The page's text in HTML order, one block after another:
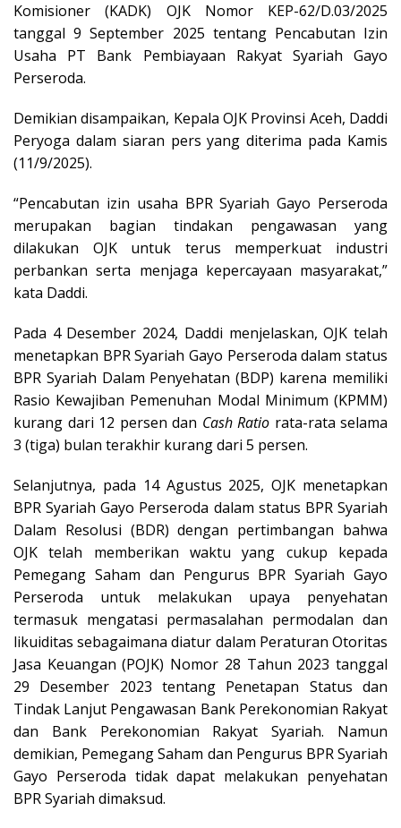
Komisioner (KADK) OJK Nomor KEP-62/D.03/2025
tanggal 9 September 2025 tentang Pencabutan Izin
Usaha PT Bank Pembiayaan Rakyat Syariah Gayo
Perseroda.
Demikian disampaikan, Kepala OJK Provinsi Aceh, Daddi
Peryoga dalam siaran pers yang diterima pada Kamis
(11/9/2025).
“Pencabutan izin usaha BPR Syariah Gayo Perseroda
merupakan bagian tindakan pengawasan yang
dilakukan OJK untuk terus memperkuat industri
perbankan serta menjaga kepercayaan masyarakat,”
kata Daddi.
Pada 4 Desember 2024, Daddi menjelaskan, OJK telah
menetapkan BPR Syariah Gayo Perseroda dalam status
BPR Syariah Dalam Penyehatan (BDP) karena memiliki
Rasio Kewajiban Pemenuhan Modal Minimum (KPMM)
kurang dari 12 persen dan Cash Ratio rata-rata selama
3 (tiga) bulan terakhir kurang dari 5 persen.
Selanjutnya, pada 14 Agustus 2025, OJK menetapkan
BPR Syariah Gayo Perseroda dalam status BPR Syariah
Dalam Resolusi (BDR) dengan pertimbangan bahwa
OJK telah memberikan waktu yang cukup kepada
Pemegang Saham dan Pengurus BPR Syariah Gayo
Perseroda untuk melakukan upaya penyehatan
termasuk mengatasi permasalahan permodalan dan
likuiditas sebagaimana diatur dalam Peraturan Otoritas
Jasa Keuangan (POJK) Nomor 28 Tahun 2023 tanggal
29 Desember 2023 tentang Penetapan Status dan
Tindak Lanjut Pengawasan Bank Perekonomian Rakyat
dan Bank Perekonomian Rakyat Syariah. Namun
demikian, Pemegang Saham dan Pengurus BPR Syariah
Gayo Perseroda tidak dapat melakukan penyehatan
BPR Syariah dimaksud.